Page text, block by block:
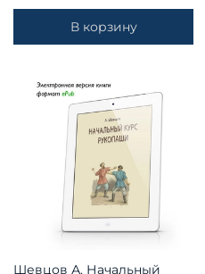
В корзину
Шевцов А. Начальный